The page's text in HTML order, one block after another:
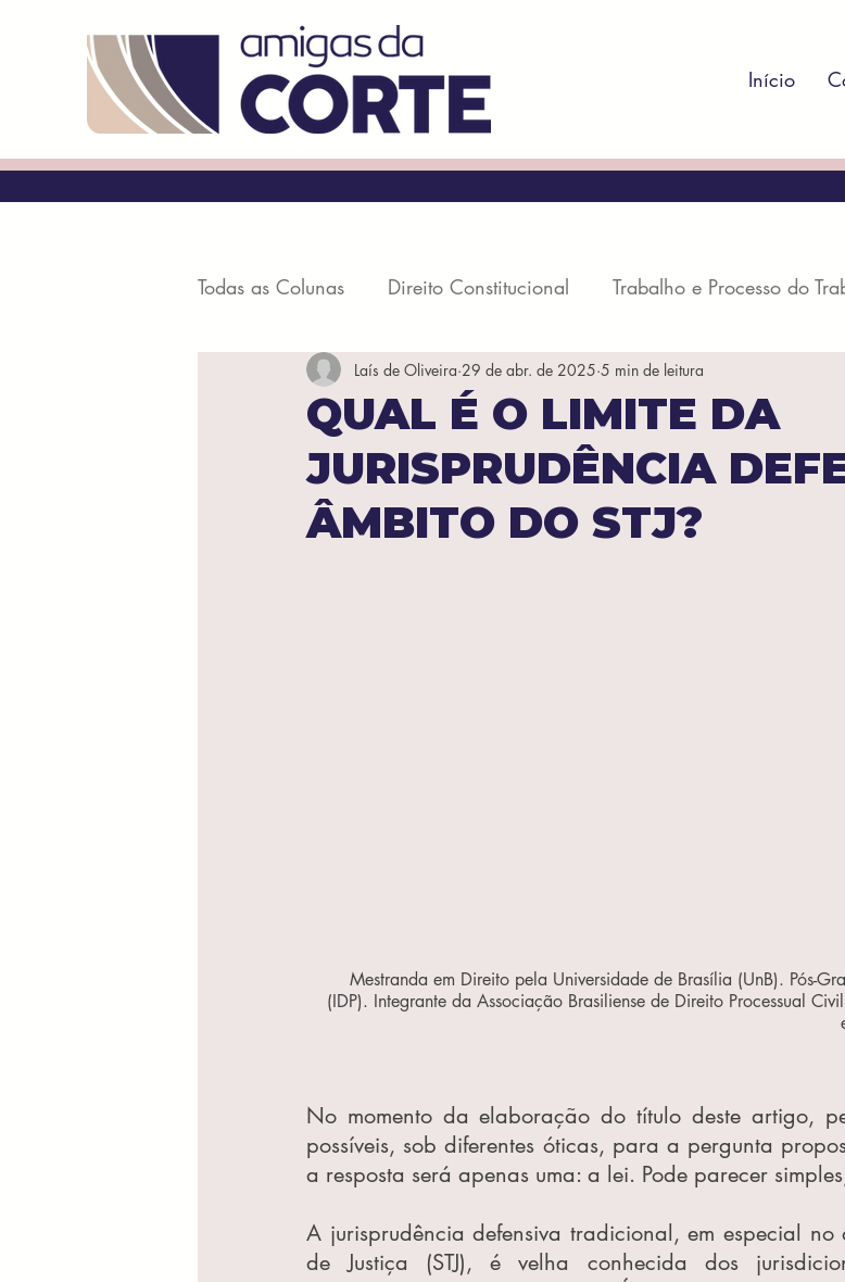
Início
Todas as Colunas Direito Constitucional Trabalho e Processo do
Processo Civil Penal e Processo Penal Direito Administrativo
Direito Digital Direito Civil Direito Societário Direito
Direito Penal Militar Filosofia do Direito
QUAL É O LIMITE DA
JURISPRUDÊNCIA
ÂMBITO DO STJ?
Laís de Oliveira 29 de abr. de 2025 5 min de leitura
Mestranda em Direito pela Universidade de Brasília (UnB). Pós-
(IDP). Integrante da Associação Brasiliense de Direito Processual
No momento da elaboração do título deste artigo,
possíveis, sob diferentes óticas, para a pergunta
a resposta será apenas uma: a lei. Pode parecer
A jurisprudência defensiva tradicional, em especial no
de Justiça (STJ), é velha conhecida dos